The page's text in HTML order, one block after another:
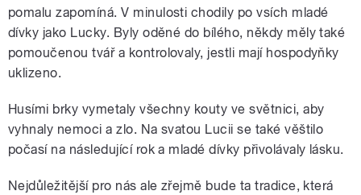
pomalu zapomíná. V minulosti chodily po vsích mladé
dívky jako Lucky. Byly oděné do bílého, někdy měly také
pomoučenou tvář a kontrolovaly, jestli mají hospodyňky
uklizeno.
Husími brky vymetaly všechny kouty ve světnici, aby
vyhnaly nemoci a zlo. Na svatou Lucii se také věštilo
počasí na následující rok a mladé dívky přivolávaly lásku.
Nejdůležitější pro nás ale zřejmě bude ta tradice, která